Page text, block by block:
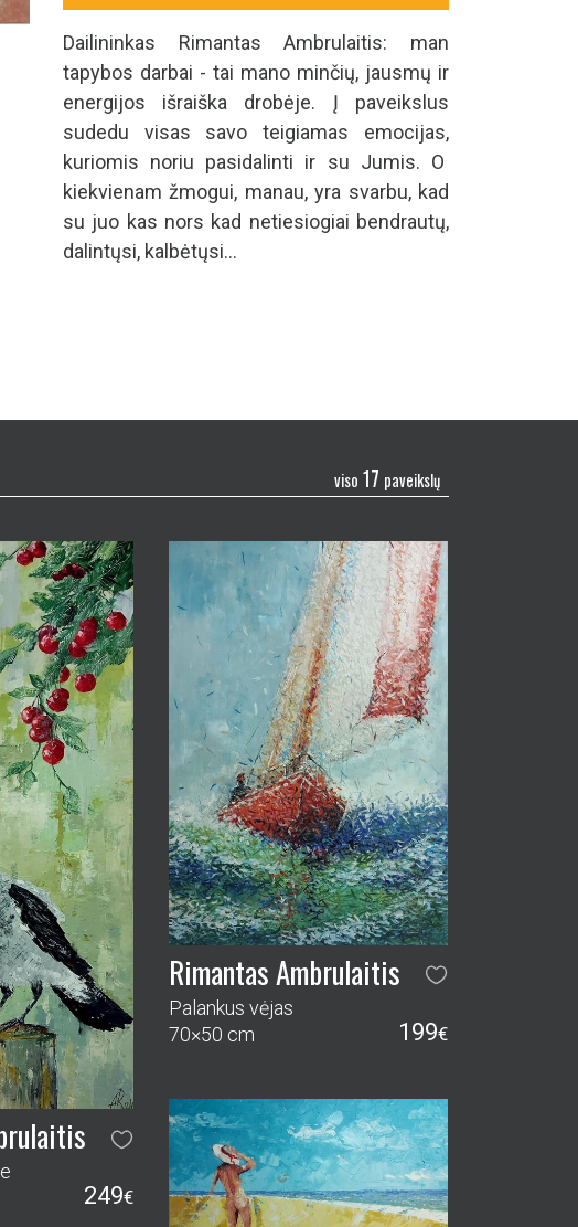
Dailininkas Rimantas Ambrulaitis: man
tapybos darbai - tai mano minčių, jausmų ir
energijos išraiška drobėje. Į paveikslus
sudedu visas savo teigiamas emocijas,
kuriomis noriu pasidalinti ir su Jumis. O
kiekvienam žmogui, manau, yra svarbu, kad
su juo kas nors kad netiesiogiai bendrautų,
dalintųsi, kalbėtųsi...
viso 17 paveikslų
249€
Rimantas Ambrulaitis
Palankus vėjas
70×50 cm
199€